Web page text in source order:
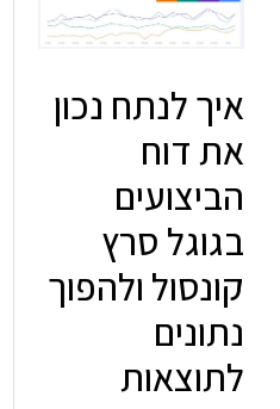
לנתח נכון
סרץ
ולהפוך